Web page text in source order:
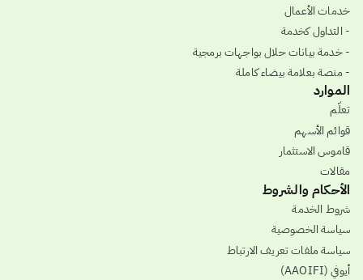
خدمات الأعمال
- التداول كخدمة
- خدمة بيانات حلال بواجهات برمجية
- منصة بعلامة بيضاء كاملة
الموارد
تعلّم
قوائم الأسهم
قاموس الاستثمار
مقالات
الأحكام والشروط
شروط الخدمة
سياسة الخصوصية
سياسة ملفات تعريف الارتباط
أيوفي (AAOIFI)